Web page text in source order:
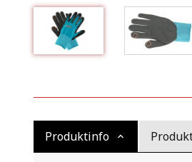
Produktinfo